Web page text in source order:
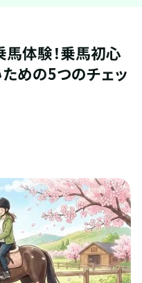
体験！乗馬初心
めの5つのチェッ